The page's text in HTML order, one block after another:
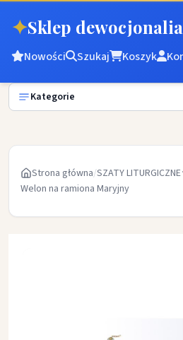
✦Sklep dewocjonalia
Nowości Szukaj Koszyk
Kategorie
Strona główna/SZATY LITURGICZNE
Welon na ramiona Maryjny